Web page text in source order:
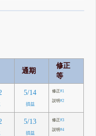
先行利用も付きます
通期
修正
等
5/14
損益
修正#1
説明#2
5/13
損益
修正#3
説明#4